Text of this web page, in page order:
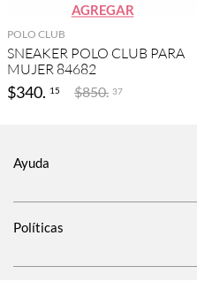
AGREGAR
POLO CLUB
SNEAKER POLO CLUB PARA
MUJER 84682
$340. 15 $850. 37
Ayuda
Políticas